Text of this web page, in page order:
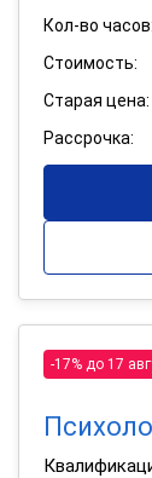
Кол-во часов:
Стоимость:
Старая цена:
Рассрочка:
-17% до 17